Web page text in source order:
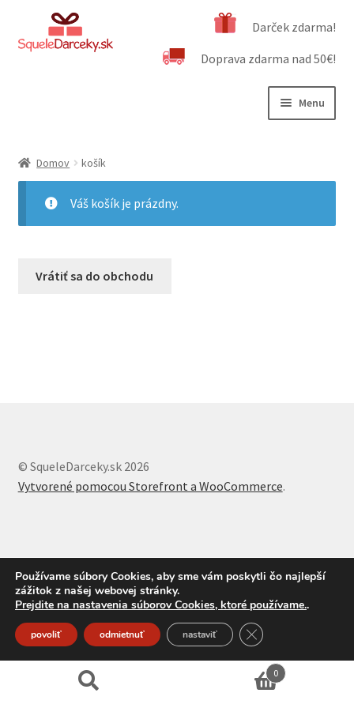
Preskočiť
na
Preskočiť
na
Darček zdarma!
Doprava zdarma nad 50€!
Menu
Dôležité informácie
Obchodné podmienky
Domov košík
Váš košík je prázdny.
Vrátiť sa do obchodu
© SqueleDarceky.sk 2026
Vytvorené pomocou Storefront a WooCommerce.
0
Používame súbory Cookies, aby sme vám poskytli čo najlepší
zážitok z našej webovej stránky.
Prejdite na nastavenia súborov Cookies, ktoré používame..
povoliť odmietnuť nastaviť Close GDPR